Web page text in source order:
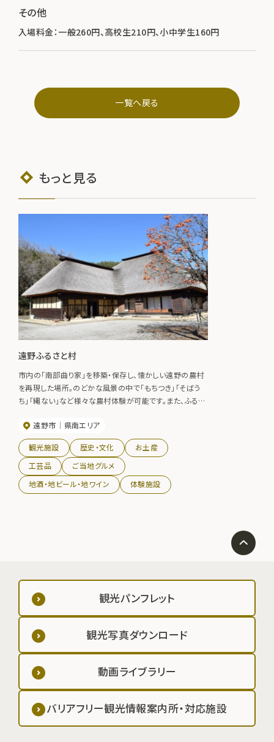
その他
入場料金：一般260円、高校生210円、小中学生160円
一覧へ戻る
もっと見る
遠野ふるさと村
市内の「南部曲り家」を移築・保存し、懐かしい遠野の農村
を再現した場所。のどかな風景の中で「もちつき」「そばう
ち」「縄ない」など様々な農村体験が可能です。また、ふるさ
農村体験のインストラクターもつとめ、やさしくサポートし
てくれます。
遠野市 県南エリア
観光施設 歴史・文化
お土産
工芸品
ご当地グルメ
地酒・地ビール・地ワイン
体験施設
観光パンフレット
観光写真ダウンロード
動画ライブラリー
バリアフリー観光情報案内所・対応施設